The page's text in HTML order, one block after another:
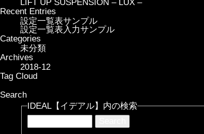
LIFT UP SUSPENSION – LUX –
Recent Entries
設定一覧表サンプル
設定一覧表入力サンプル
Categories
未分類
Archives
2018-12
Tag Cloud
Search
IDEAL【イデアル】内の検索